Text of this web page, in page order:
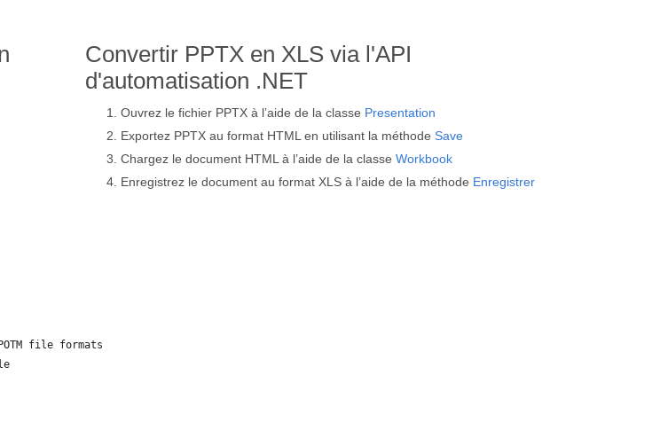
Convertir PPTX en XLS via l'API
d'automatisation .NET
Ouvrez le fichier PPTX à l’aide de la classe Presentation
Exportez PPTX au format HTML en utilisant la méthode Save
Chargez le document HTML à l’aide de la classe Workbook
Enregistrez le document au format XLS à l’aide de la méthode Enregistrer
file formats